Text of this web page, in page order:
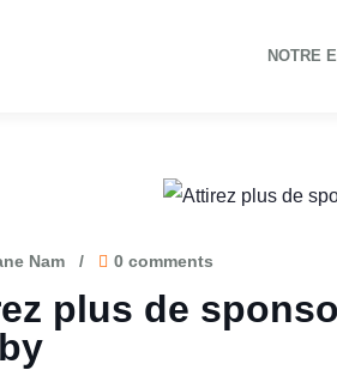
NOTRE
Nam / 0 comments
plus de